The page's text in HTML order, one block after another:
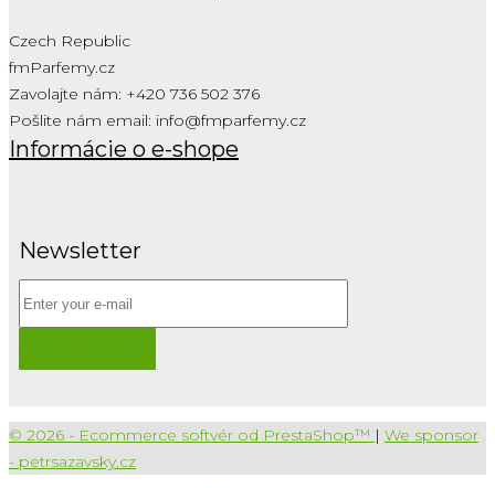
Czech Republic
fmParfemy.cz
Zavolajte nám: +420 736 502 376
Pošlite nám email: info@fmparfemy.cz
Informácie o e-shope
Newsletter
© 2026 - Ecommerce softvér od PrestaShop™ | We sponsor
- petrsazavsky.cz